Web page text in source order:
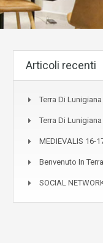
Articoli recenti
Terra Di
Terra Di
MEDIEVALIS 16-
Benvenuto In
SOCIAL